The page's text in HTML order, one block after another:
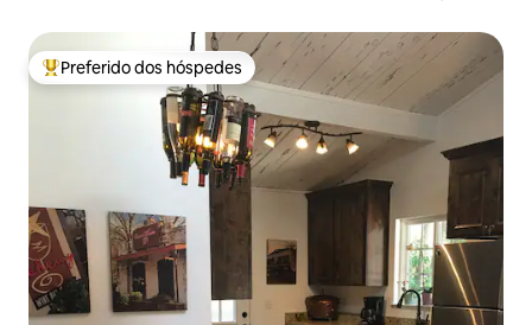
Entre os melhores preferidos dos hóspedes
Preferido dos hóspedes